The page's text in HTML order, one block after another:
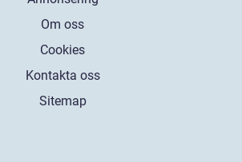
Om oss
Cookies
Kontakta oss
Sitemap